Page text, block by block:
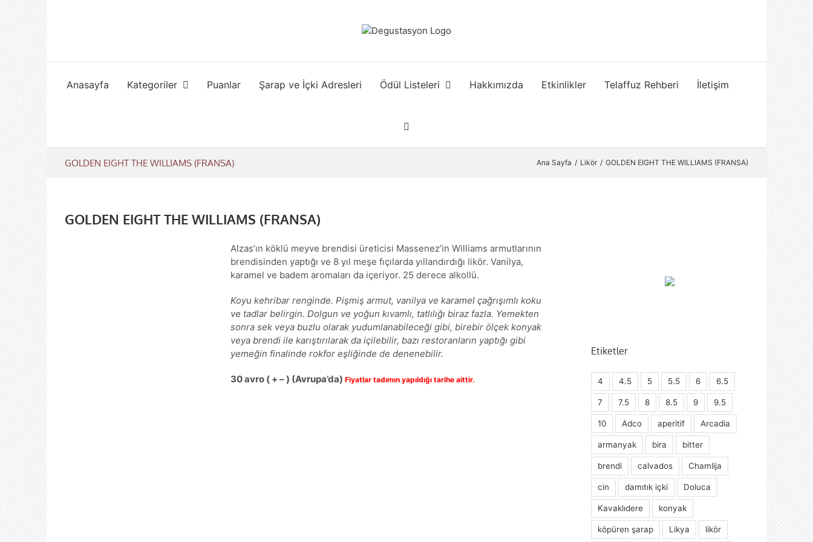
Anasayfa Kategoriler Puanlar Şarap ve İçki Adresleri Ödül Listeleri Hakkımızda Etkinlikler Telaffuz Rehberi İletişim
GOLDEN EIGHT THE WILLIAMS (FRANSA) Ana Sayfa Likör GOLDEN EIGHT THE WILLIAMS (FRANSA)
GOLDEN EIGHT THE WILLIAMS (FRANSA)
Alzas’ın köklü meyve brendisi üreticisi Massenez’in Williams armutlarının
brendisinden yaptığı ve 8 yıl meşe fıçılarda yıllandırdığı likör. Vanilya,
karamel ve badem aromaları da içeriyor. 25 derece alkollü.
Koyu kehribar renginde. Pişmiş armut, vanilya ve karamel çağrışımlı koku
ve tadlar belirgin. Dolgun ve yoğun kıvamlı, tatlılığı biraz fazla. Yemekten
sonra sek veya buzlu olarak yudumlanabileceği gibi, birebir ölçek konyak
veya brendi ile karıştırılarak da içilebilir, bazı restoranların yaptığı gibi
yemeğin finalinde rokfor eşliğinde de denenebilir.
30avro( + – ) (Avrupa’da) Fiyatlar tadımın yapıldığı tarihe aittir.
Etiketler
4 4.5 5 5.5 6 6.5
7 7.5 8 8.5 9 9.5
10 Adco aperitif Arcadia
armanyak bira bitter
brendi calvados Chamlija
cin damıtık içki Doluca
Kavaklıdere konyak
köpüren şarap Likya likör